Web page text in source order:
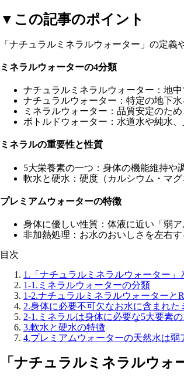
▼この記事のポイント
「ナチュラルミネラルウォーター」の定
ミネラルウォーターの4分類
ナチュラルミネラルウォーター ：地
ナチュラルウォーター ：特定の地下
ミネラルウォーター ：品質安定のた
ボトルドウォーター ：水道水や純水
ミネラルの重要性と性質
5大栄養素の一つ ：身体の機能維持や
軟水と硬水 ：硬度（カルシウム・マ
プレミアムウォーターの特徴
身体に優しい性質：体液に近い「弱
非加熱処理：お水のおいしさを左右
目次
1. 「ナチュラルミネラルウォーター」
1-1. ミネラルウォーターの分類
1-2.ナチュラルミネラルウォーターと
2.身体に必要不可欠なお水に含まれた
2-1. ミネラルは身体に必要な5大要素の
3.軟水と硬水の特徴
4.プレミアムウォーターの天然水は弱
「ナチュラルミネラルウォ